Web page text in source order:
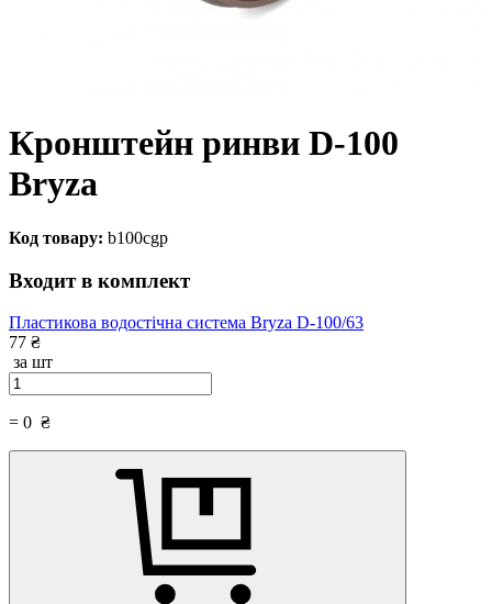
Кронштейн ринви D-100
Bryza
Код товару: b100cgp
Входит в комплект
Пластикова водостічна система Bryza D-100/63
77 ₴
за шт
= 0 ₴